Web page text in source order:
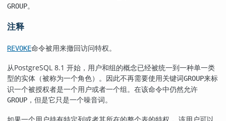
GROUP。
注释
REVOKE命令被用来撤回访问特权。
从PostgreSQL 8.1 开始，用户和组的概念已经被统一到一种单一类
型的实体（被称为一个角色）。因此不再需要使用关键词GROUP来标
识一个被授权者是一个用户或者一个组。在该命令中仍然允许
GROUP ，但是它只是一个噪音词。
如果一个用户持有特定列或者其所在的整个表的特权， 该用户可以